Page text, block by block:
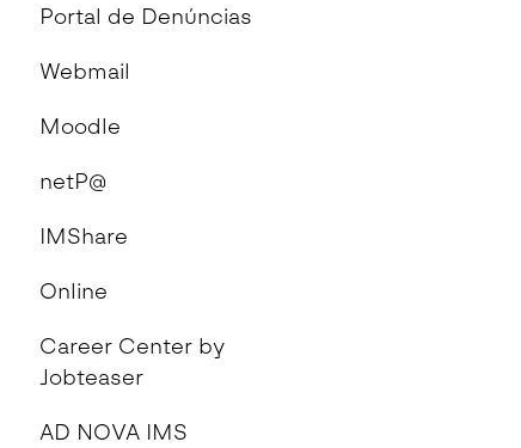
Portal de Denúncias
Webmail
Moodle
netP@
IMShare
Online
Career Center by
Jobteaser
AD NOVA IMS